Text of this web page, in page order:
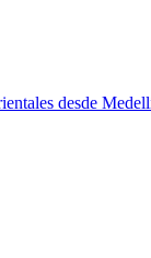
desde